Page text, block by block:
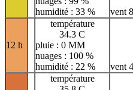
humidité : 33 %
vent
12 h
température
34.3 C
pluie : 0 MM
nuages : 100 %
humidité : 22 %
vent
température